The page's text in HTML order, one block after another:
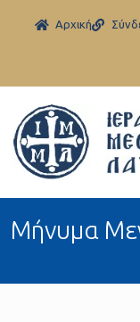
Aρχική
Μήνυμα